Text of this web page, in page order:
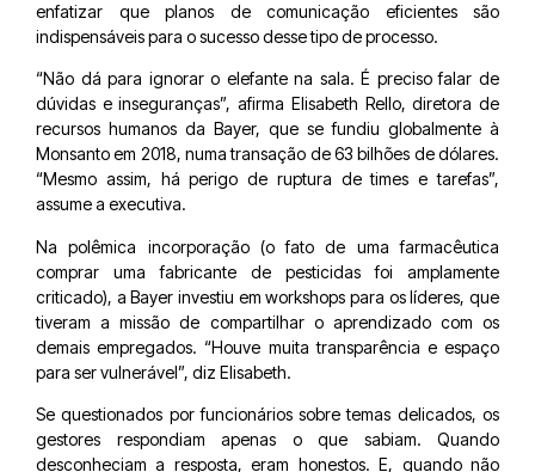
enfatizar que planos de comunicação eficientes são
indispensáveis para o sucesso desse tipo de processo.
“Não dá para ignorar o elefante na sala. É preciso falar de
dúvidas e inseguranças”, afirma Elisabeth Rello, diretora de
recursos humanos da Bayer, que se fundiu globalmente à
Monsanto em 2018, numa transação de 63 bilhões de dólares.
“Mesmo assim, há perigo de ruptura de times e tarefas”,
assume a executiva.
Na polêmica incorporação (o fato de uma farmacêutica
comprar uma fabricante de pesticidas foi amplamente
criticado), a Bayer investiu em workshops para os líderes, que
tiveram a missão de compartilhar o aprendizado com os
demais empregados. “Houve muita transparência e espaço
para ser vulnerável”, diz Elisabeth.
Se questionados por funcionários sobre temas delicados, os
gestores respondiam apenas o que sabiam. Quando
desconheciam a resposta, eram honestos. E, quando não